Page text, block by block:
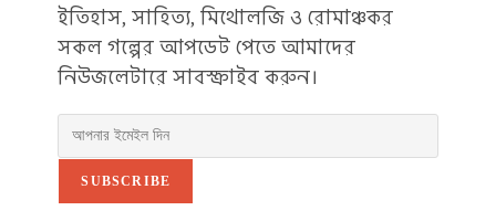
ইতিহাস, সাহিত্য, মিথোলজি ও রোমাঞ্চকর
সকল গল্পের আপডেট পেতে আমাদের
নিউজলেটারে সাবস্ক্রাইব করুন।
SUBSCRIBE